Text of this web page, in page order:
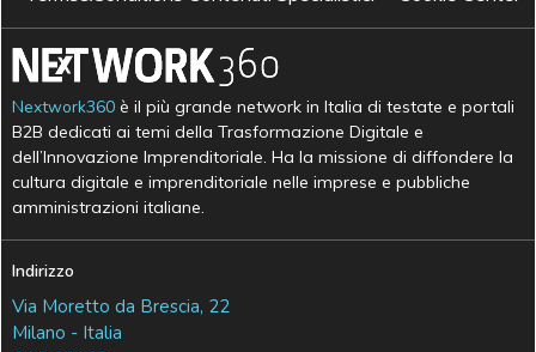
Nextwork360 è il più grande network in Italia di testate e portali
B2B dedicati ai temi della Trasformazione Digitale e
dell’Innovazione Imprenditoriale. Ha la missione di diffondere la
cultura digitale e imprenditoriale nelle imprese e pubbliche
amministrazioni italiane.
Indirizzo
Via Moretto da Brescia, 22
Milano - Italia